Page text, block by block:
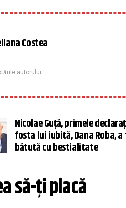
Costea
autorului
Nicolae Guță, primele
fosta lui iubită, Dana Roba,
bătută cu bestialitate
să-ți placă